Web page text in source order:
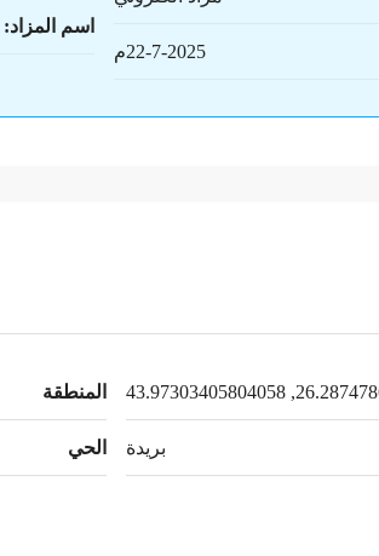
22-7-2025م
اسم المزاد:
بريدة
المنطقة
الحي